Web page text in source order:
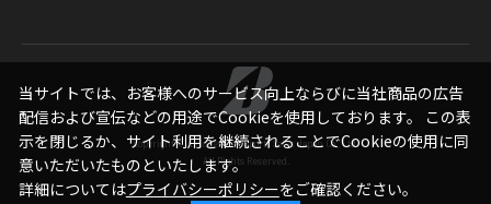
Copyright © Bridgestone Sports Sales Japan Co., Ltd.
All Rights Reserved.
当サイトでは、お客様へのサービス向上ならびに当社商品の広告
配信および宣伝などの用途でCookieを使用しております。 この表
示を閉じるか、サイト利用を継続されることでCookieの使用に同
意いただいたものといたします。
詳細についてはプライバシーポリシーをご確認ください。